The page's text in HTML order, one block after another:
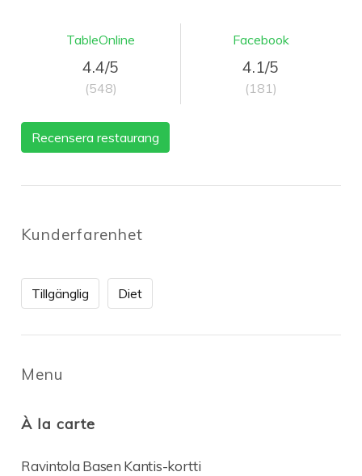
TableOnline
4.4/5
(548)
Facebook
4.1/5
(181)
Recensera restaurang
Kunderfarenhet
Tillgänglig Diet
Menu
À la carte
Ravintola Basen Kantis-kortti